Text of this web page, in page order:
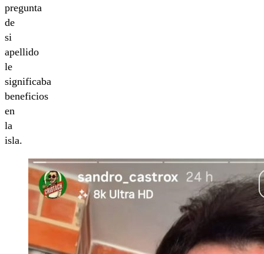
pregunta
de
si
apellido
le
significaba
beneficios
en
la
isla.